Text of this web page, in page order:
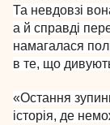
Та невдовзі
а й справді
намагалася
в те, що
«Остання
історія, де